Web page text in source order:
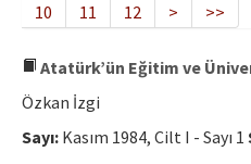
Dergi Kurulları
Yayın İlkeleri
Etik İlkeler
Yazar Rehberi
10
11 12 > >>
Atatürk’ün Eğitim ve
Özkan İzgi
Sayı: Kasım 1984, Cilt I - Sayı 1